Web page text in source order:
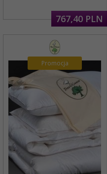
767,40 PLN
Promocja